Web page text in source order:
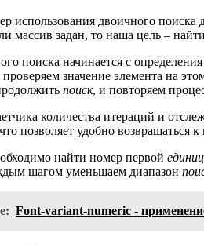
использования двоичного поиска
массив задан, то наша цель –
поиска начинается с
значение элемента на
поиск, и повторяем
количества итераций и
позволяет удобно возвращаться
найти номер первой
шагом уменьшаем диапазон
Font-variant-numeric -